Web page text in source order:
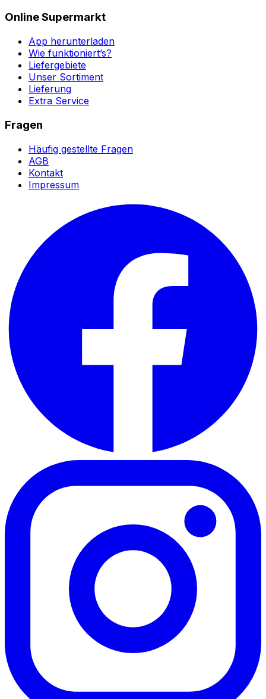
Online Supermarkt
App herunterladen
Wie funktioniert’s?
Liefergebiete
Unser Sortiment
Lieferung
Extra Service
Fragen
Häufig gestellte Fragen
AGB
Kontakt
Impressum